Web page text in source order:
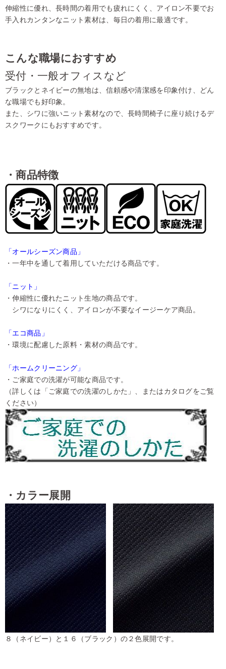
伸縮性に優れ、長時間の着用でも疲れにくく、アイロン不要でお
手入れカンタンなニット素材は、毎日の着用に最適です。
こんな職場におすすめ
受付・一般オフィスなど
ブラックとネイビーの無地は、信頼感や清潔感を印象付け、どん
な職場でも好印象。
また、シワに強いニット素材なので、長時間椅子に座り続けるデ
スクワークにもおすすめです。
・商品特徴
「オールシーズン商品」
・一年中を通して着用していただける商品です。
「ニット」
・伸縮性に優れたニット生地の商品です。
シワになりにくく、アイロンが不要なイージーケア商品。
「エコ商品」
・環境に配慮した原料・素材の商品です。
「ホームクリーニング」
・ご家庭での洗濯が可能な商品です。
（詳しくは「ご家庭での洗濯のしかた」、またはカタログをご覧
ください）
・カラー展開
８（ネイビー）と１６（ブラック）の２色展開です。